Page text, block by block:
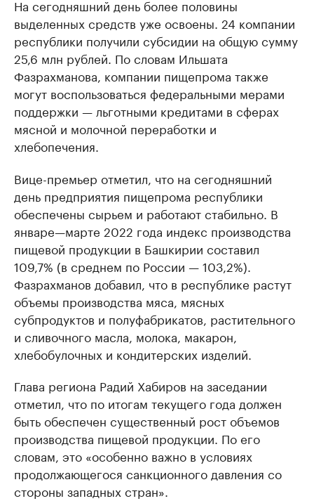
На сегодняшний день более половины
выделенных средств уже освоены. 24 компании
республики получили субсидии на общую сумму
25,6 млн рублей. По словам Ильшата
Фазрахманова, компании пищепрома также
могут воспользоваться федеральными мерами
поддержки — льготными кредитами в сферах
мясной и молочной переработки и
хлебопечения.
Вице-премьер отметил, что на сегодняшний
день предприятия пищепрома республики
обеспечены сырьем и работают стабильно. В
январе—марте 2022 года индекс производства
пищевой продукции в Башкирии составил
109,7% (в среднем по России — 103,2%).
Фазрахманов добавил, что в республике растут
объемы производства мяса, мясных
субпродуктов и полуфабрикатов, растительного
и сливочного масла, молока, макарон,
хлебобулочных и кондитерских изделий.
Глава региона Радий Хабиров на заседании
отметил, что по итогам текущего года должен
быть обеспечен существенный рост объемов
производства пищевой продукции. По его
словам, это «особенно важно в условиях
продолжающегося санкционного давления со
стороны западных стран».